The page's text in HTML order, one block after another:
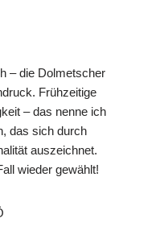
– die Dolmetscher
Frühzeitige
– das nenne ich
das sich durch
auszeichnet.
wieder gewählt!